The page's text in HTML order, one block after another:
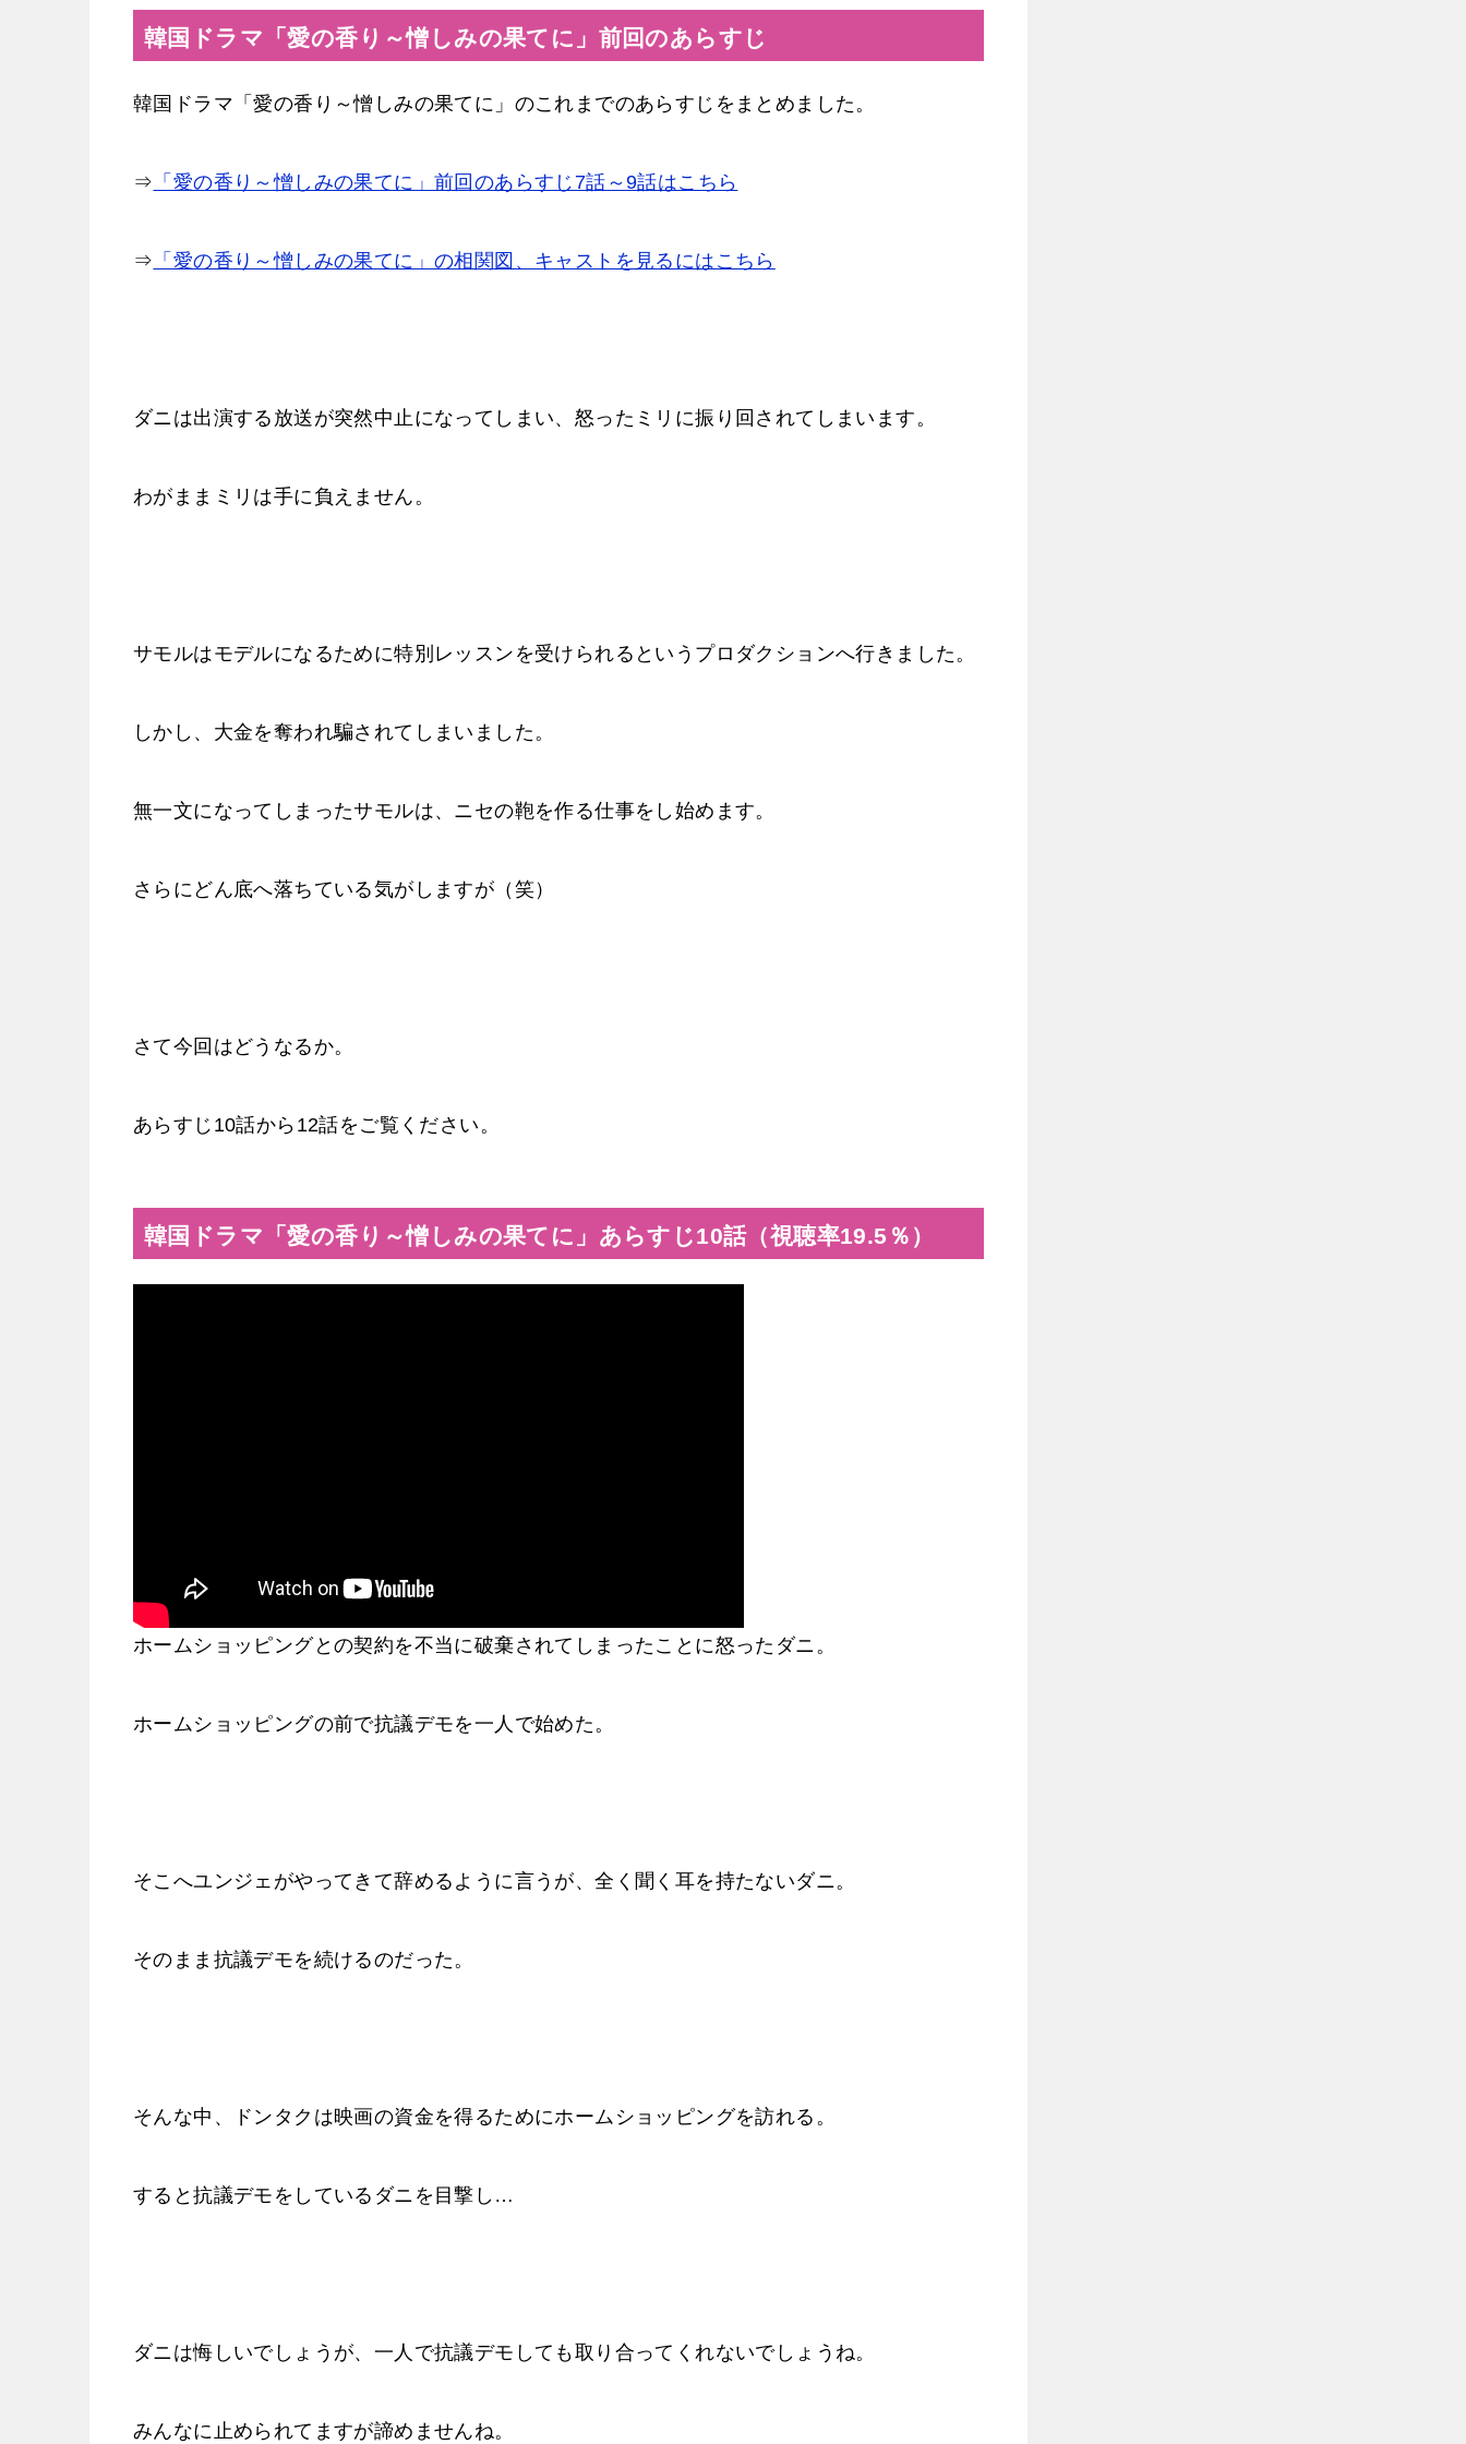
韓国ドラマ「愛の香り～憎しみの果てに」前回のあらすじ
韓国ドラマ「愛の香り～憎しみの果てに」のこれまでのあらすじをまとめました。
⇒ 「愛の香り～憎しみの果てに」前回のあらすじ7話～9話はこちら
⇒ 「愛の香り～憎しみの果てに」の相関図、キャストを見るにはこちら
ダニは出演する放送が突然中止になってしまい、怒ったミリに振り回されてしまいます。
わがままミリは手に負えません。
サモルはモデルになるために特別レッスンを受けられるというプロダクションへ行きました。
しかし、大金を奪われ騙されてしまいました。
無一文になってしまったサモルは、ニセの鞄を作る仕事をし始めます。
さらにどん底へ落ちている気がしますが（笑）
さて今回はどうなるか。
あらすじ10話から12話をご覧ください。
韓国ドラマ「愛の香り～憎しみの果てに」あらすじ10話（視聴率19.5％）
ホームショッピングとの契約を不当に破棄されてしまったことに怒ったダニ。
ホームショッピングの前で抗議デモを一人で始めた。
そこへユンジェがやってきて辞めるように言うが、全く聞く耳を持たないダニ。
そのまま抗議デモを続けるのだった。
そんな中、ドンタクは映画の資金を得るためにホームショッピングを訪れる。
すると抗議デモをしているダニを目撃し…
ダニは悔しいでしょうが、一人で抗議デモしても取り合ってくれないでしょうね。
みんなに止められてますが諦めませんね。